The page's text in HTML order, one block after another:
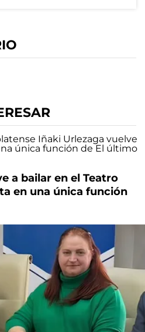
a bailar en el Teatro
en una única función